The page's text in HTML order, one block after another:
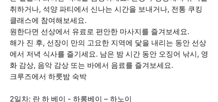
취하거나, 석양 파티에서 신나는 시간을 보내거나, 전통 쿠킹
클래스에 참여해보세요.
원한다면 선상에서 유료로 편안한 마사지를 즐겨보세요.
해가 진 후, 선장이 만의 고요한 지역에 닻을 내리는 동안 선상
에서 저녁 식사를 즐기세요. 남은 밤 시간 동안 오징어 낚시, 영
화 감상, 음악 감상 또는 바에서 음료를 즐겨보세요.
크루즈에서 하룻밤 숙박
2일차: 란 하 베이 - 하롱베이 – 하노이